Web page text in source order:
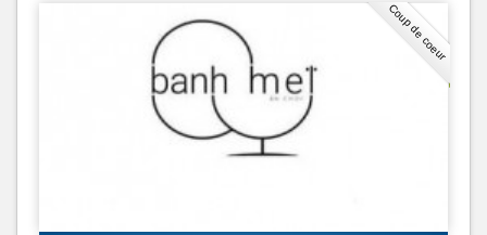
Coup de coeur